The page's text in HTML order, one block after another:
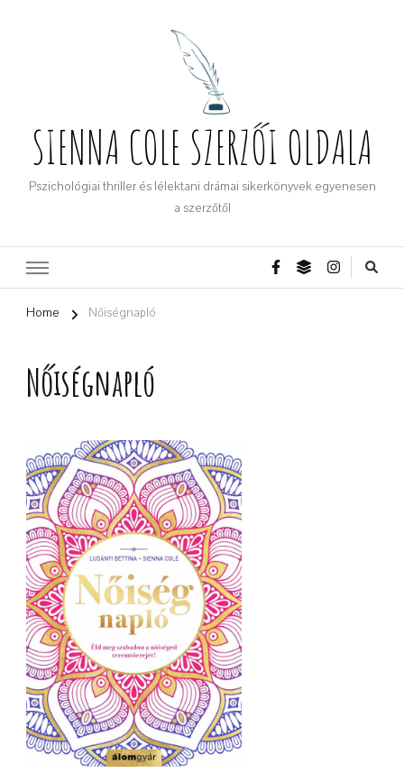
SIENNA COLE SZERZŐI OLDALA
Pszichológiai thriller és lélektani drámai sikerkönyvek egyenesen
a szerzőtől
Home Nőiségnapló
Nőiségnapló